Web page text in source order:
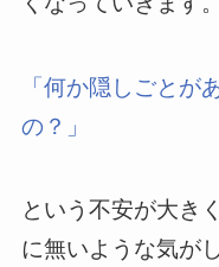
「何か隠しごとが
の？」
という不安が大き
に無いような気が